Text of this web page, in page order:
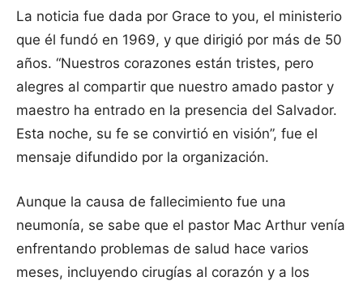
La noticia fue dada por Grace to you, el ministerio
que él fundó en 1969, y que dirigió por más de 50
años. “Nuestros corazones están tristes, pero
alegres al compartir que nuestro amado pastor y
maestro ha entrado en la presencia del Salvador.
Esta noche, su fe se convirtió en visión”, fue el
mensaje difundido por la organización.
Aunque la causa de fallecimiento fue una
neumonía, se sabe que el pastor Mac Arthur venía
enfrentando problemas de salud hace varios
meses, incluyendo cirugías al corazón y a los